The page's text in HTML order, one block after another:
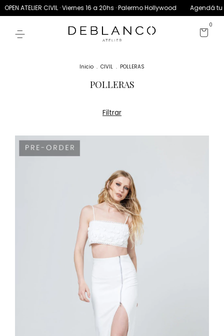
ATELIER CIVIL · Viernes 16 a 20hs · Palermo Hollywood Agendá tu
0
Inicio . CIVIL . POLLERAS
POLLERAS
Filtrar